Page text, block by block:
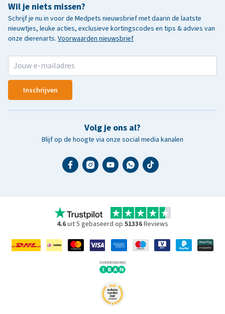
Wil je niets missen?
Schrijf je nu in voor de Medpets nieuwsbrief met daarin de laatste
nieuwtjes, leuke acties, exclusieve kortingscodes en tips & advies van
onze dierenarts. Voorwaarden nieuwsbrief
Inschrijven
Volg je ons al?
Blijf op de hoogte via onze social media kanalen
4.6uit 5 gebaseerd op 51336Reviews